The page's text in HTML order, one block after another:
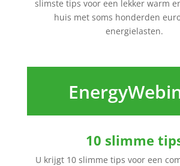
slimste tips voor een lekker warm
huis met soms honderden
energielasten.
10 slimme
U krijgt 10 slimme tips voor een